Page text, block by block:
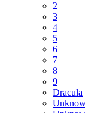
2
3
4
5
6
7
8
9
Dracula